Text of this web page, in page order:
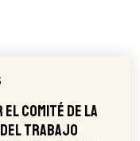
de
de Vida,